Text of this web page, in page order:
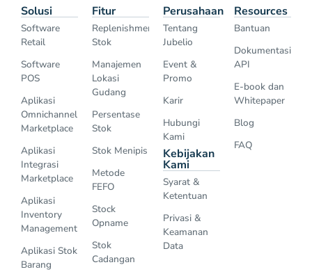
Solusi
Software
Retail
Software
POS
Aplikasi
Omnichannel
Marketplace
Aplikasi
Integrasi
Marketplace
Aplikasi
Inventory
Management
Aplikasi Stok
Barang
Fitur
Replenishment
Stok
Manajemen
Lokasi
Gudang
Persentase
Stok
Stok Menipis
Metode
FEFO
Stock
Opname
Stok
Cadangan
Perusahaan
Tentang
Jubelio
Event &
Promo
Karir
Hubungi
Kami
Kebijakan
Kami
Syarat &
Ketentuan
Privasi &
Keamanan
Data
Resources
Bantuan
Dokumentasi
API
E-book dan
Whitepaper
Blog
FAQ